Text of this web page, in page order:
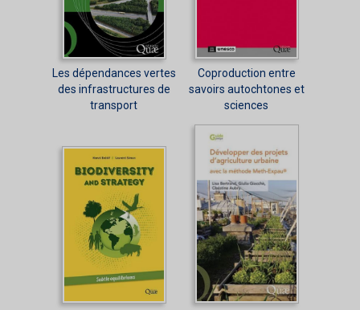
Les dépendances vertes
des infrastructures de
transport
Coproduction entre
savoirs autochtones et
sciences